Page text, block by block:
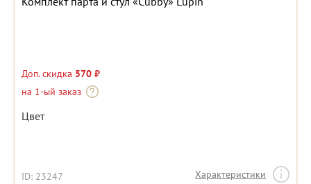
Доп. скидка 570 ₽
на 1-ый заказ
Цвет
ID: 23247 Характеристики